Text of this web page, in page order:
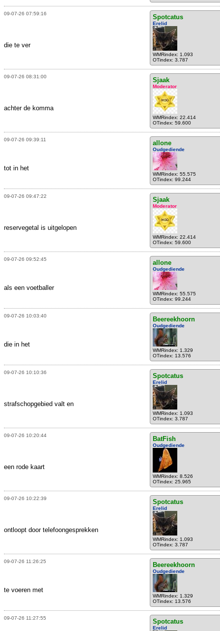
09-07-26 07:59:16 Spotcatus
Erelid
WMRindex: 1.093
OTindex: 3.787
die te ver
09-07-26 08:31:00 Sjaak
Moderator
WMRindex: 22.414
OTindex: 59.600
achter de komma
09-07-26 09:39:11 allone
Oudgediende
WMRindex: 55.575
OTindex: 99.244
tot in het
09-07-26 09:47:22 Sjaak
Moderator
WMRindex: 22.414
OTindex: 59.600
reservegetal is uitgelopen
09-07-26 09:52:45 allone
Oudgediende
WMRindex: 55.575
OTindex: 99.244
als een voetballer
09-07-26 10:03:40 Beereekhoorn
Oudgediende
WMRindex: 1.329
OTindex: 13.576
die in het
09-07-26 10:10:36 Spotcatus
Erelid
WMRindex: 1.093
OTindex: 3.787
strafschopgebied valt en
09-07-26 10:20:44 BatFish
Oudgediende
WMRindex: 8.526
OTindex: 25.965
een rode kaart
09-07-26 10:22:39 Spotcatus
Erelid
WMRindex: 1.093
OTindex: 3.787
ontloopt door telefoongesprekken
09-07-26 11:26:25 Beereekhoorn
Oudgediende
WMRindex: 1.329
OTindex: 13.576
te voeren met
09-07-26 11:27:55 Spotcatus
Erelid